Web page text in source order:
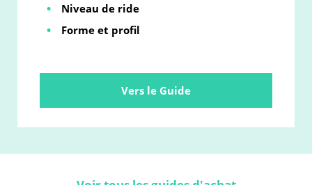
Niveau de ride
Forme et profil
Vers le Guide